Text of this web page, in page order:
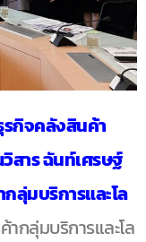
กิจคลังสินค้า
สาร ฉันท์เศรษฐ์
ลุ่มบริการและโล
กลุ่มบริการและโล